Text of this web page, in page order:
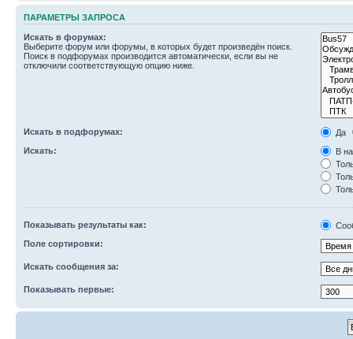
ПАРАМЕТРЫ ЗАПРОСА
Искать в форумах:
Выберите форум или форумы, в которых будет произведён поиск.
Поиск в подфорумах производится автоматически, если вы не
отключили соответствующую опцию ниже.
Искать в подфорумах:
Да
Искать:
В
Показывать результаты как:
Поле сортировки:
Искать сообщения за:
Показывать первые: